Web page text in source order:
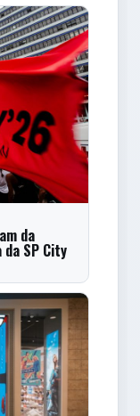
da
da SP City